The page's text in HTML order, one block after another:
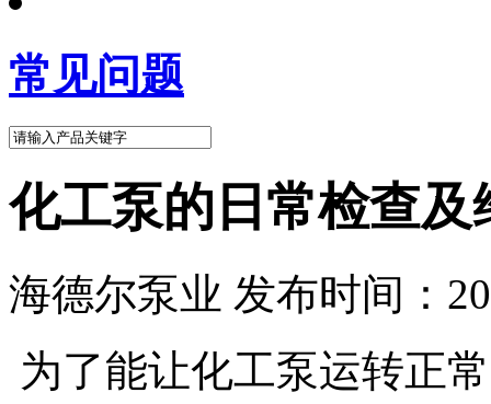
常见问题
化工泵的日常检查及
海德尔泵业 发布时间：
为了能让化工泵运转正